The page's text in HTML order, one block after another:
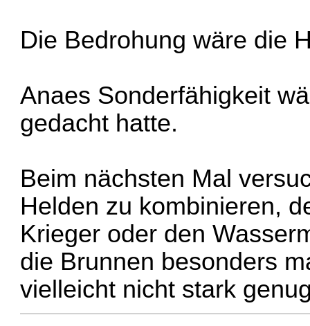
Die Bedrohung wäre die
Anaes Sonderfähigkeit
gedacht hatte.
Beim nächsten Mal
Helden zu kombinieren,
Krieger oder den
die Brunnen besonders
vielleicht nicht stark